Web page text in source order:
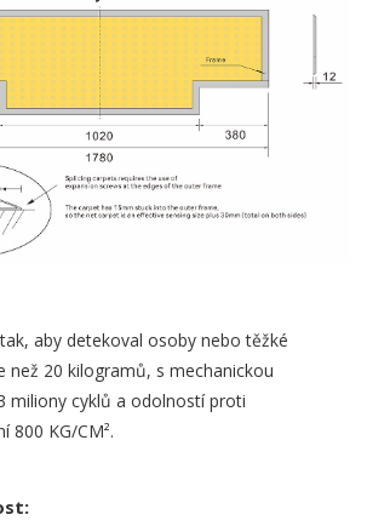
aby detekoval osoby nebo těžké
než 20 kilogramů, s mechanickou
miliony cyklů a odolností proti
800 KG/CM².